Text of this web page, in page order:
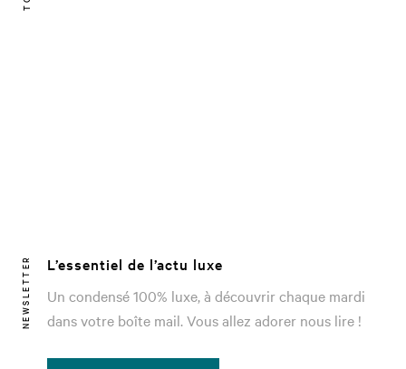
NEWSLETTER
L’essentiel de l’actu luxe
Un condensé 100% luxe, à découvrir chaque mardi
dans votre boîte mail. Vous allez adorer nous lire !